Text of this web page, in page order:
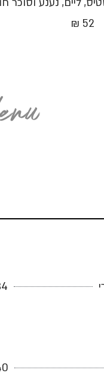
ליים, נענע וסוכר
52 ₪
₪
₪